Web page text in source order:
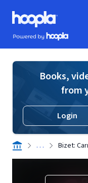
Skip to main content
Hoopla logo
Powered by Hoopla
Books,
from
Login
. . . Bizet: